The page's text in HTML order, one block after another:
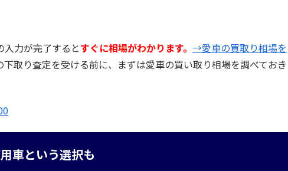
入力が完了するとすぐに相場がわかります。 →愛車の買取り相場を
取り査定を受ける前に、まずは愛車の買い取り相場を調べておき
車という選択も